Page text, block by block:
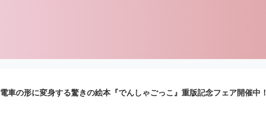
電車の形に変身する驚きの絵本『でんしゃごっこ』重版記念フェア開催中！